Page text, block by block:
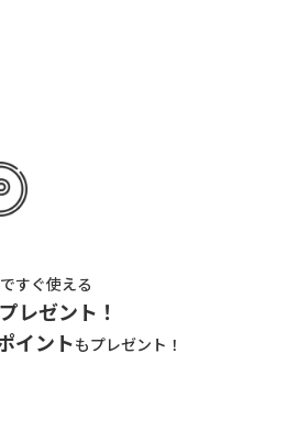
すぐ使える
レゼント！
イントもプレゼント！